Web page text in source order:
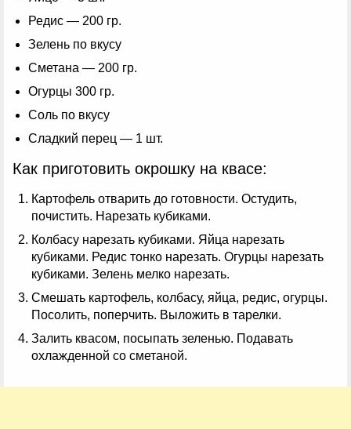
Редис — 200 гр.
Зелень по вкусу
Сметана — 200 гр.
Огурцы 300 гр.
Соль по вкусу
Сладкий перец — 1 шт.
Как приготовить окрошку на квасе:
Картофель отварить до готовности. Остудить,
почистить. Нарезать кубиками.
Колбасу нарезать кубиками. Яйца нарезать
кубиками. Редис тонко нарезать. Огурцы нарезать
кубиками. Зелень мелко нарезать.
Смешать картофель, колбасу, яйца, редис, огурцы.
Посолить, поперчить. Выложить в тарелки.
Залить квасом, посыпать зеленью. Подавать
охлажденной со сметаной.